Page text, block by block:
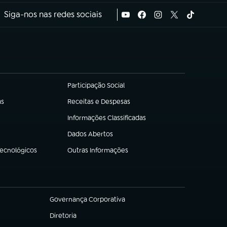
Siga-nos nas redes sociais
Participação Social
(abre em nova aba)
Receitas e Despesas
(abre em nova aba)
Informações Classificadas
(abre em nova aba)
Dados Abertos
(abre em nova aba)
Outras Informações
(abre em nova aba)
Governança Corporativa
(abre em nova aba)
Diretoria
(abre em nova aba)